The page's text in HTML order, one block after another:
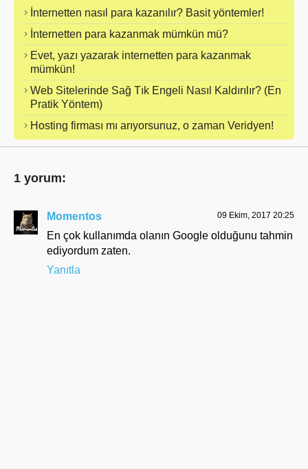
İnternetten nasıl para kazanılır? Basit yöntemler!
İnternetten para kazanmak mümkün mü?
Evet, yazı yazarak internetten para kazanmak
mümkün!
Web Sitelerinde Sağ Tık Engeli Nasıl Kaldırılır? (En
Pratik Yöntem)
Hosting firması mı arıyorsunuz, o zaman Veridyen!
1 yorum:
Momentos 09 Ekim, 2017 20:25
En çok kullanımda olanın Google olduğunu tahmin
ediyordum zaten.
Yanıtla